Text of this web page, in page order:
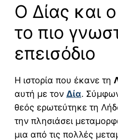
Ο Δίας και
το πιο
επεισόδιο
Η ιστορία που έκανε τη
αυτή με τον Δία.
θεός ερωτεύτηκε τη
την πλησιάσει
μια από τις πολλές